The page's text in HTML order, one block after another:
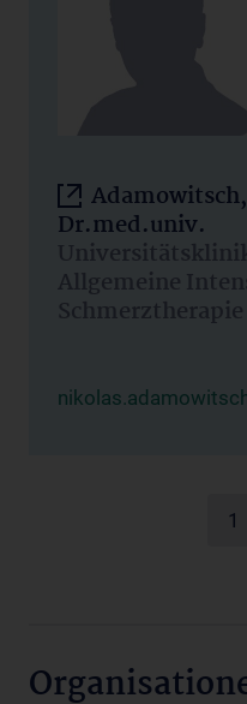
Dr.med.univ.
Allgemeine
Schmerztherapie
1